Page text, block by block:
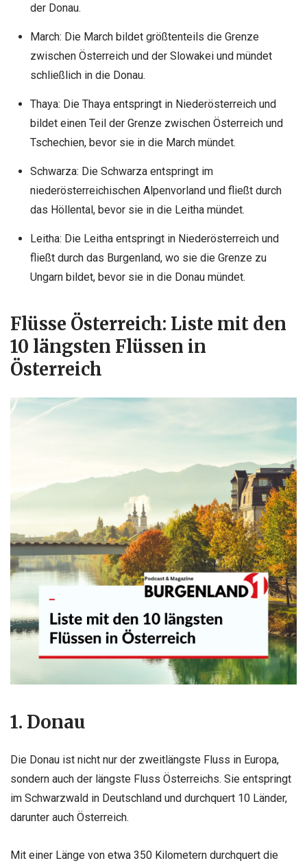
der Donau.
March: Die March bildet größtenteils die Grenze
zwischen Österreich und der Slowakei und mündet
schließlich in die Donau.
Thaya: Die Thaya entspringt in Niederösterreich und
bildet einen Teil der Grenze zwischen Österreich und
Tschechien, bevor sie in die March mündet.
Schwarza: Die Schwarza entspringt im
niederösterreichischen Alpenvorland und fließt durch
das Höllental, bevor sie in die Leitha mündet.
Leitha: Die Leitha entspringt in Niederösterreich und
fließt durch das Burgenland, wo sie die Grenze zu
Ungarn bildet, bevor sie in die Donau mündet.
Flüsse Österreich: Liste mit den
10 längsten Flüssen in
Österreich
1. Donau
Die Donau ist nicht nur der zweitlängste Fluss in Europa,
sondern auch der längste Fluss Österreichs. Sie entspringt
im Schwarzwald in Deutschland und durchquert 10 Länder,
darunter auch Österreich.
Mit einer Länge von etwa 350 Kilometern durchquert die